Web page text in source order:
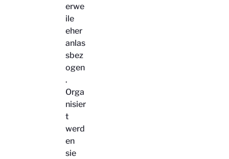
erwe
ile
eher
anlas
sbez
ogen
.
Orga
nisier
t
werd
en
sie